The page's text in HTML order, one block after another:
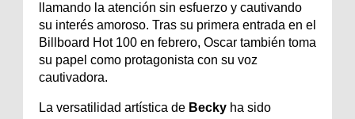
llamando la atención sin esfuerzo y cautivando
su interés amoroso. Tras su primera entrada en el
Billboard Hot 100 en febrero, Oscar también toma
su papel como protagonista con su voz
cautivadora.
La versatilidad artística de Becky ha sido